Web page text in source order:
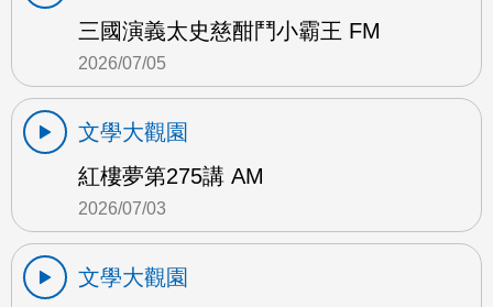
三國演義太史慈酣鬥小霸王 FM
2026/07/05
文學大觀園
紅樓夢第275講 AM
2026/07/03
文學大觀園